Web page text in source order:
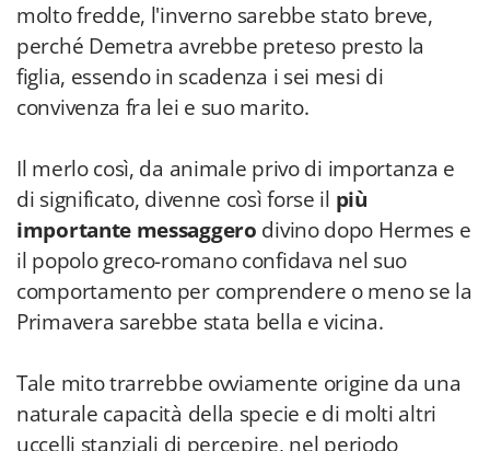
molto fredde, l'inverno sarebbe stato breve,
perché Demetra avrebbe preteso presto la
figlia, essendo in scadenza i sei mesi di
convivenza fra lei e suo marito.
Il merlo così, da animale privo di importanza e
di significato, divenne così forse il più
importante messaggero divino dopo Hermes e
il popolo greco-romano confidava nel suo
comportamento per comprendere o meno se la
Primavera sarebbe stata bella e vicina.
Tale mito trarrebbe ovviamente origine da una
naturale capacità della specie e di molti altri
uccelli stanziali di percepire, nel periodo